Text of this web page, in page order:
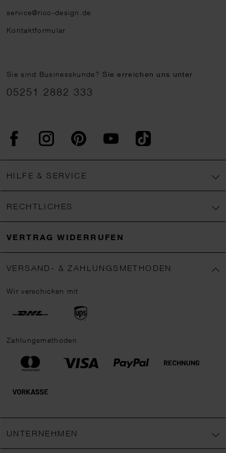
service@rico-design.de
Kontaktformular
Sie sind Businesskunde?Sie erreichen uns unter
05251 2882 333
FacebookInstagram PinterestYouTubeTikTok
HILFE & SERVICE
RECHTLICHES
VERTRAG WIDERRUFEN
VERSAND- & ZAHLUNGSMETHODEN
Wir verschicken mit
Zahlungsmethoden
UNTERNEHMEN